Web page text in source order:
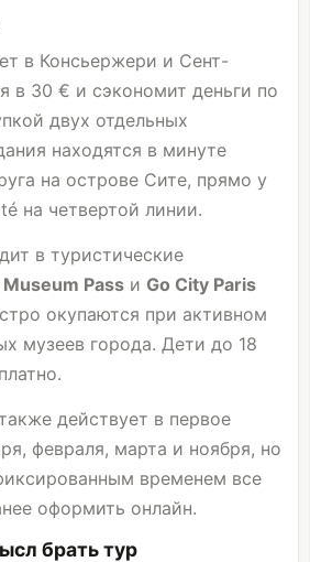
в Консьержери и Сент-
в 30 € и сэкономит деньги по
двух отдельных
находятся в минуте
на острове Сите, прямо у
на четвертой линии.
в туристические
Museum Pass и Go City Paris
окупаются при активном
музеев города. Дети до 18
действует в первое
февраля, марта и ноября, но
временем все
оформить онлайн.
брать тур